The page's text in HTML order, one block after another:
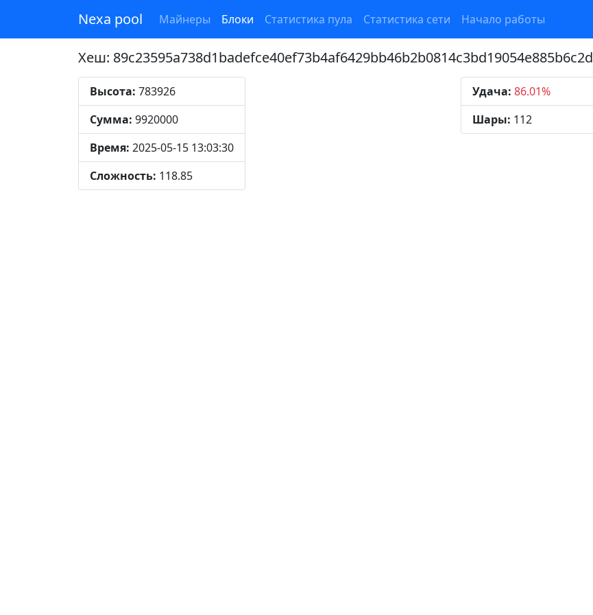
Nexa pool Майнеры Блоки Статистика пула Статистика сети Начало работы
Хеш: 89c23595a738d1badefce40ef73b4af6429bb46b2b0814c3bd19054e885b6c2d
Высота: 783926
Сумма: 9920000
Время: 2025-05-15 13:03:30
Сложность: 118.85
Удача: 86.01%
Шары: 112